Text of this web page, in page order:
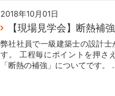
2018年10月01日
【現場見学会】断熱補
弊社社員で一級建築士の設計
す。 工程毎にポイントを押さ
「断熱の補強」についてです。